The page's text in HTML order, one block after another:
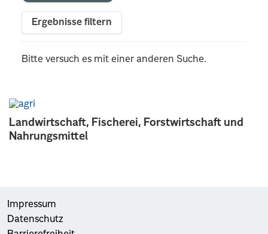
Landwirtschaft, Fischerei, Forstwirtschaft und
Nahrungsmittel
Ergebnisse filtern
Bitte versuch es mit einer anderen Suche.
Impressum
Datenschutz